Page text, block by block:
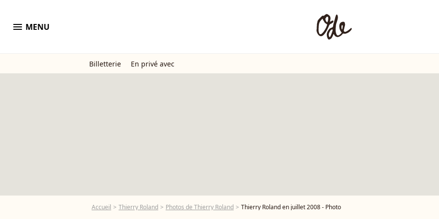
menu MENU
Billetterie En privé avec
Accueil Thierry Roland Photos de Thierry Roland Thierry Roland en juillet 2008 - Photo